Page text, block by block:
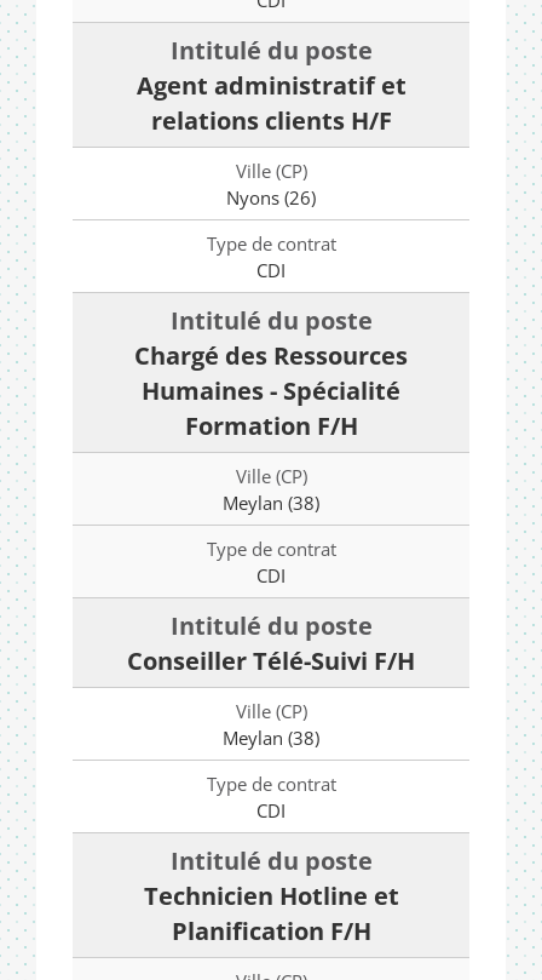
Agent administratif et
relations clients H/F
Nyons (26)
CDI
Chargé des Ressources
Humaines - Spécialité
Formation F/H
Meylan (38)
CDI
Conseiller Télé-Suivi F/H
Meylan (38)
CDI
Technicien Hotline et
Planification F/H